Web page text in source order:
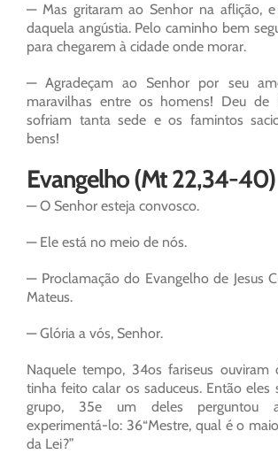
— Mas gritaram ao Senhor na aflição,
daquela angústia. Pelo caminho bem
para chegarem à cidade onde morar.
— Agradeçam ao Senhor por seu
maravilhas entre os homens! Deu de
sofriam tanta sede e os famintos
bens!
Evangelho (Mt 22,34-40)
— O Senhor esteja convosco.
— Ele está no meio de nós.
— Proclamação do Evangelho de Jesus
Mateus.
— Glória a vós, Senhor.
Naquele tempo, 34os fariseus ouviram
tinha feito calar os saduceus. Então eles
grupo, 35e um deles perguntou
experimentá-lo: 36“Mestre, qual é o
da Lei?”